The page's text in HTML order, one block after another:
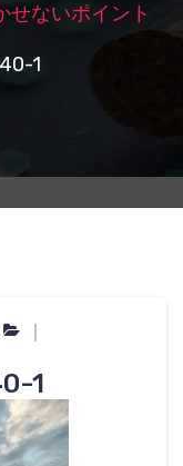
せないポイント
1
1